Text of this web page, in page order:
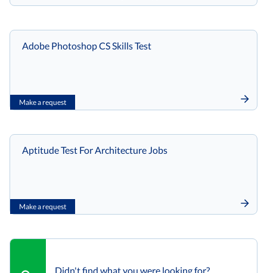
Make a request
Adobe Photoshop CS Skills Test
Make a request
Aptitude Test For Architecture Jobs
Didn't find what you were looking for?